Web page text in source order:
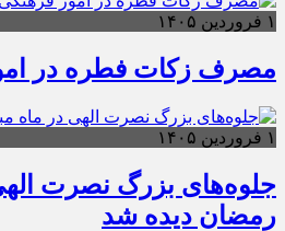
۱ فروردین ۱۴۰۵
مصرف زکات فطره در
۱ فروردین ۱۴۰۵
جلوه‌های بزرگ نصرت
رمضان دیده شد